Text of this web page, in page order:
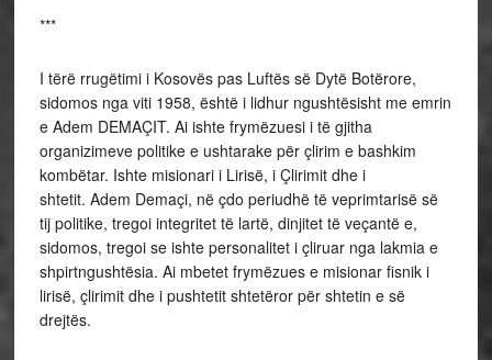
***
I tërë rrugëtimi i Kosovës pas Luftës së Dytë Botërore,
sidomos nga viti 1958, është i lidhur ngushtësisht me emrin
e Adem DEMAÇIT. Ai ishte frymëzuesi i të gjitha
organizimeve politike e ushtarake për çlirim e bashkim
kombëtar. Ishte misionari i Lirisë, i Çlirimit dhe i
shtetit. Adem Demaçi, në çdo periudhë të veprimtarisë së
tij politike, tregoi integritet të lartë, dinjitet të veçantë e,
sidomos, tregoi se ishte personalitet i çliruar nga lakmia e
shpirtngushtësia. Ai mbetet frymëzues e misionar fisnik i
lirisë, çlirimit dhe i pushtetit shtetëror për shtetin e së
drejtës.